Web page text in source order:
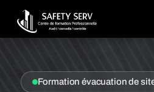
Formation évacuation de